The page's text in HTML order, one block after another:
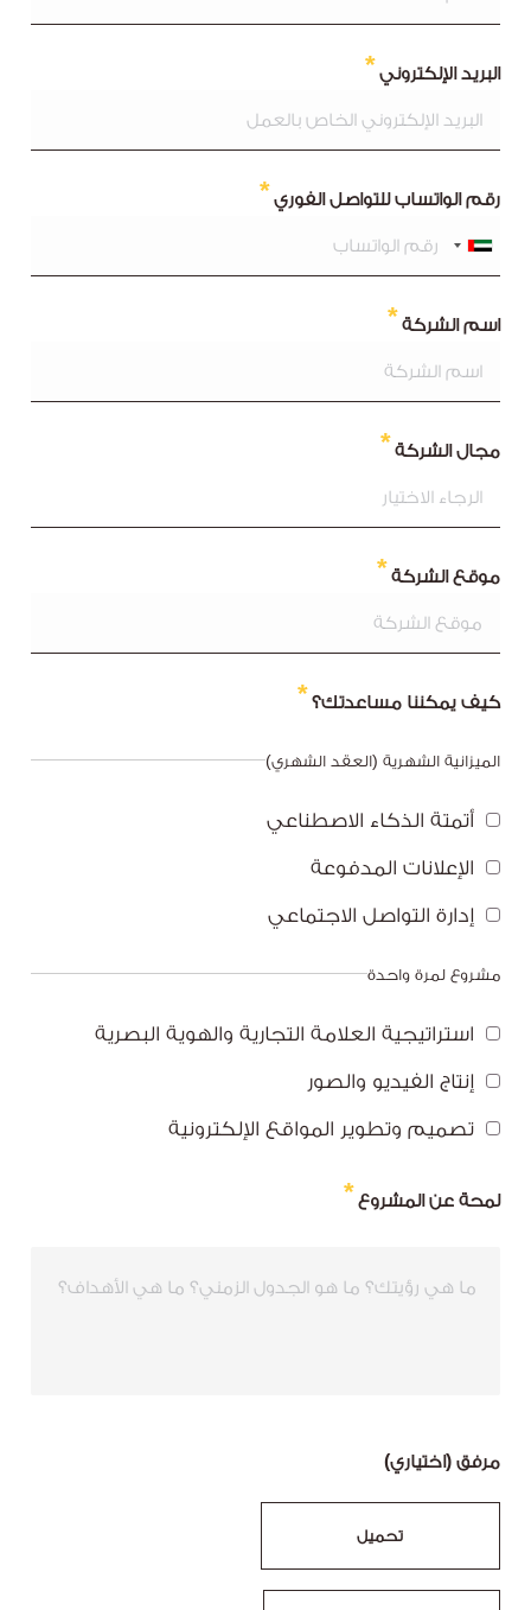
البريد الإلكتروني
رقم الواتساب للتواصل الفوري
اسم الشركة
مجال الشركة
موقع الشركة
كيف يمكننا مساعدتك؟
الميزانية الشهرية (العقد الشهري)
أتمتة الذكاء الاصطناعي
الإعلانات المدفوعة
إدارة التواصل الاجتماعي
مشروع لمرة واحدة
استراتيجية العلامة التجارية والهوية البصرية
إنتاج الفيديو والصور
تصميم وتطوير المواقع الإلكترونية
لمحة عن المشروع
مرفق (اختياري)